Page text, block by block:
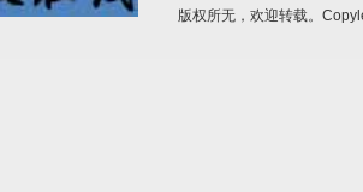
版权所无，欢迎转载。